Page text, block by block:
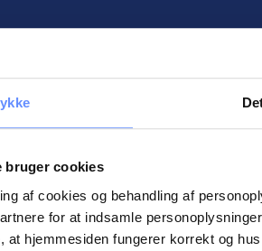
bruger cookies
af cookies og behandling af
for at indsamle
hjemmesiden fungerer korrekt og